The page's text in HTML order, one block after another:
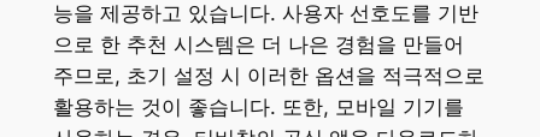
능을 제공하고 있습니다. 사용자 선호도를 기반
으로 한 추천 시스템은 더 나은 경험을 만들어
주므로, 초기 설정 시 이러한 옵션을 적극적으로
활용하는 것이 좋습니다. 또한, 모바일 기기를